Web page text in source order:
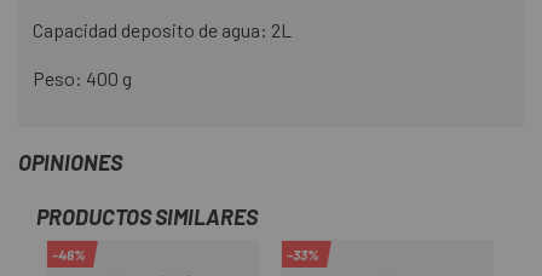
Capacidad deposito de agua: 2L
Peso: 400 g
OPINIONES
PRODUCTOS SIMILARES
-46% -33%